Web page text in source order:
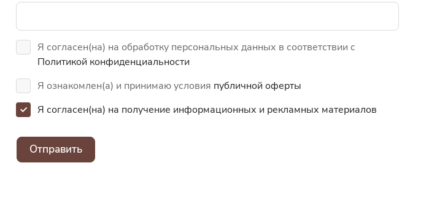
Я согласен(на) на обработку персональных данных в соответствии с
Политикой конфиденциальности
Я ознакомлен(а) и принимаю условия публичной оферты
Я согласен(на) на получение информационных и рекламных материалов
Отправить